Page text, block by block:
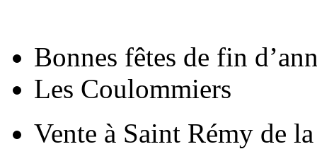
Bonnes fêtes de fin
Les Coulommiers
Vente à Saint Rémy de